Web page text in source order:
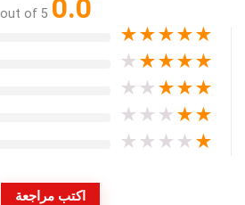
0.0
out of 5
★
★
★
★
★
★
★
★
★
★
★
★
★
★
★
★
★
★
★
★
★
★
★
★
★
اكتب مراجعة